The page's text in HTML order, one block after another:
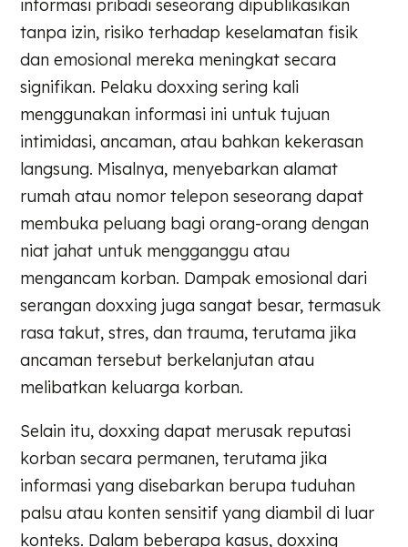
informasi pribadi seseorang dipublikasikan
tanpa izin, risiko terhadap keselamatan fisik
dan emosional mereka meningkat secara
signifikan. Pelaku doxxing sering kali
menggunakan informasi ini untuk tujuan
intimidasi, ancaman, atau bahkan kekerasan
langsung. Misalnya, menyebarkan alamat
rumah atau nomor telepon seseorang dapat
membuka peluang bagi orang-orang dengan
niat jahat untuk mengganggu atau
mengancam korban. Dampak emosional dari
serangan doxxing juga sangat besar, termasuk
rasa takut, stres, dan trauma, terutama jika
ancaman tersebut berkelanjutan atau
melibatkan keluarga korban.
Selain itu, doxxing dapat merusak reputasi
korban secara permanen, terutama jika
informasi yang disebarkan berupa tuduhan
palsu atau konten sensitif yang diambil di luar
konteks. Dalam beberapa kasus, doxxing